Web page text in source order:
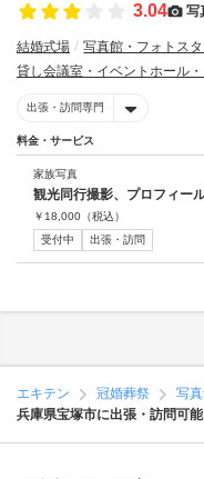
3.04 写
結婚式場 写真館・フォトス
貸し会議室・イベントホール
出張・訪問専門
料金・サービス
家族写真
観光同行撮影、プロフィー
￥ 18,000 （税込）
受付中
出張・訪問
エキテン 冠婚葬祭
写
兵庫県宝塚市に出張・訪問可